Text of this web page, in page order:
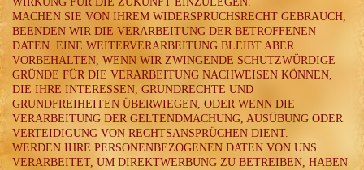
MACHEN SIE VON IHREM WIDERSPRUCHSRECHT GEBRAUCH,
BEENDEN WIR DIE VERARBEITUNG DER BETROFFENEN
DATEN. EINE WEITERVERARBEITUNG BLEIBT ABER
VORBEHALTEN, WENN WIR ZWINGENDE SCHUTZWÜRDIGE
GRÜNDE FÜR DIE VERARBEITUNG NACHWEISEN KÖNNEN,
DIE IHRE INTERESSEN, GRUNDRECHTE UND
GRUNDFREIHEITEN ÜBERWIEGEN, ODER WENN DIE
VERARBEITUNG DER GELTENDMACHUNG, AUSÜBUNG ODER
VERTEIDIGUNG VON RECHTSANSPRÜCHEN DIENT.
WERDEN IHRE PERSONENBEZOGENEN DATEN VON UNS
VERARBEITET, UM DIREKTWERBUNG ZU BETREIBEN, HABEN